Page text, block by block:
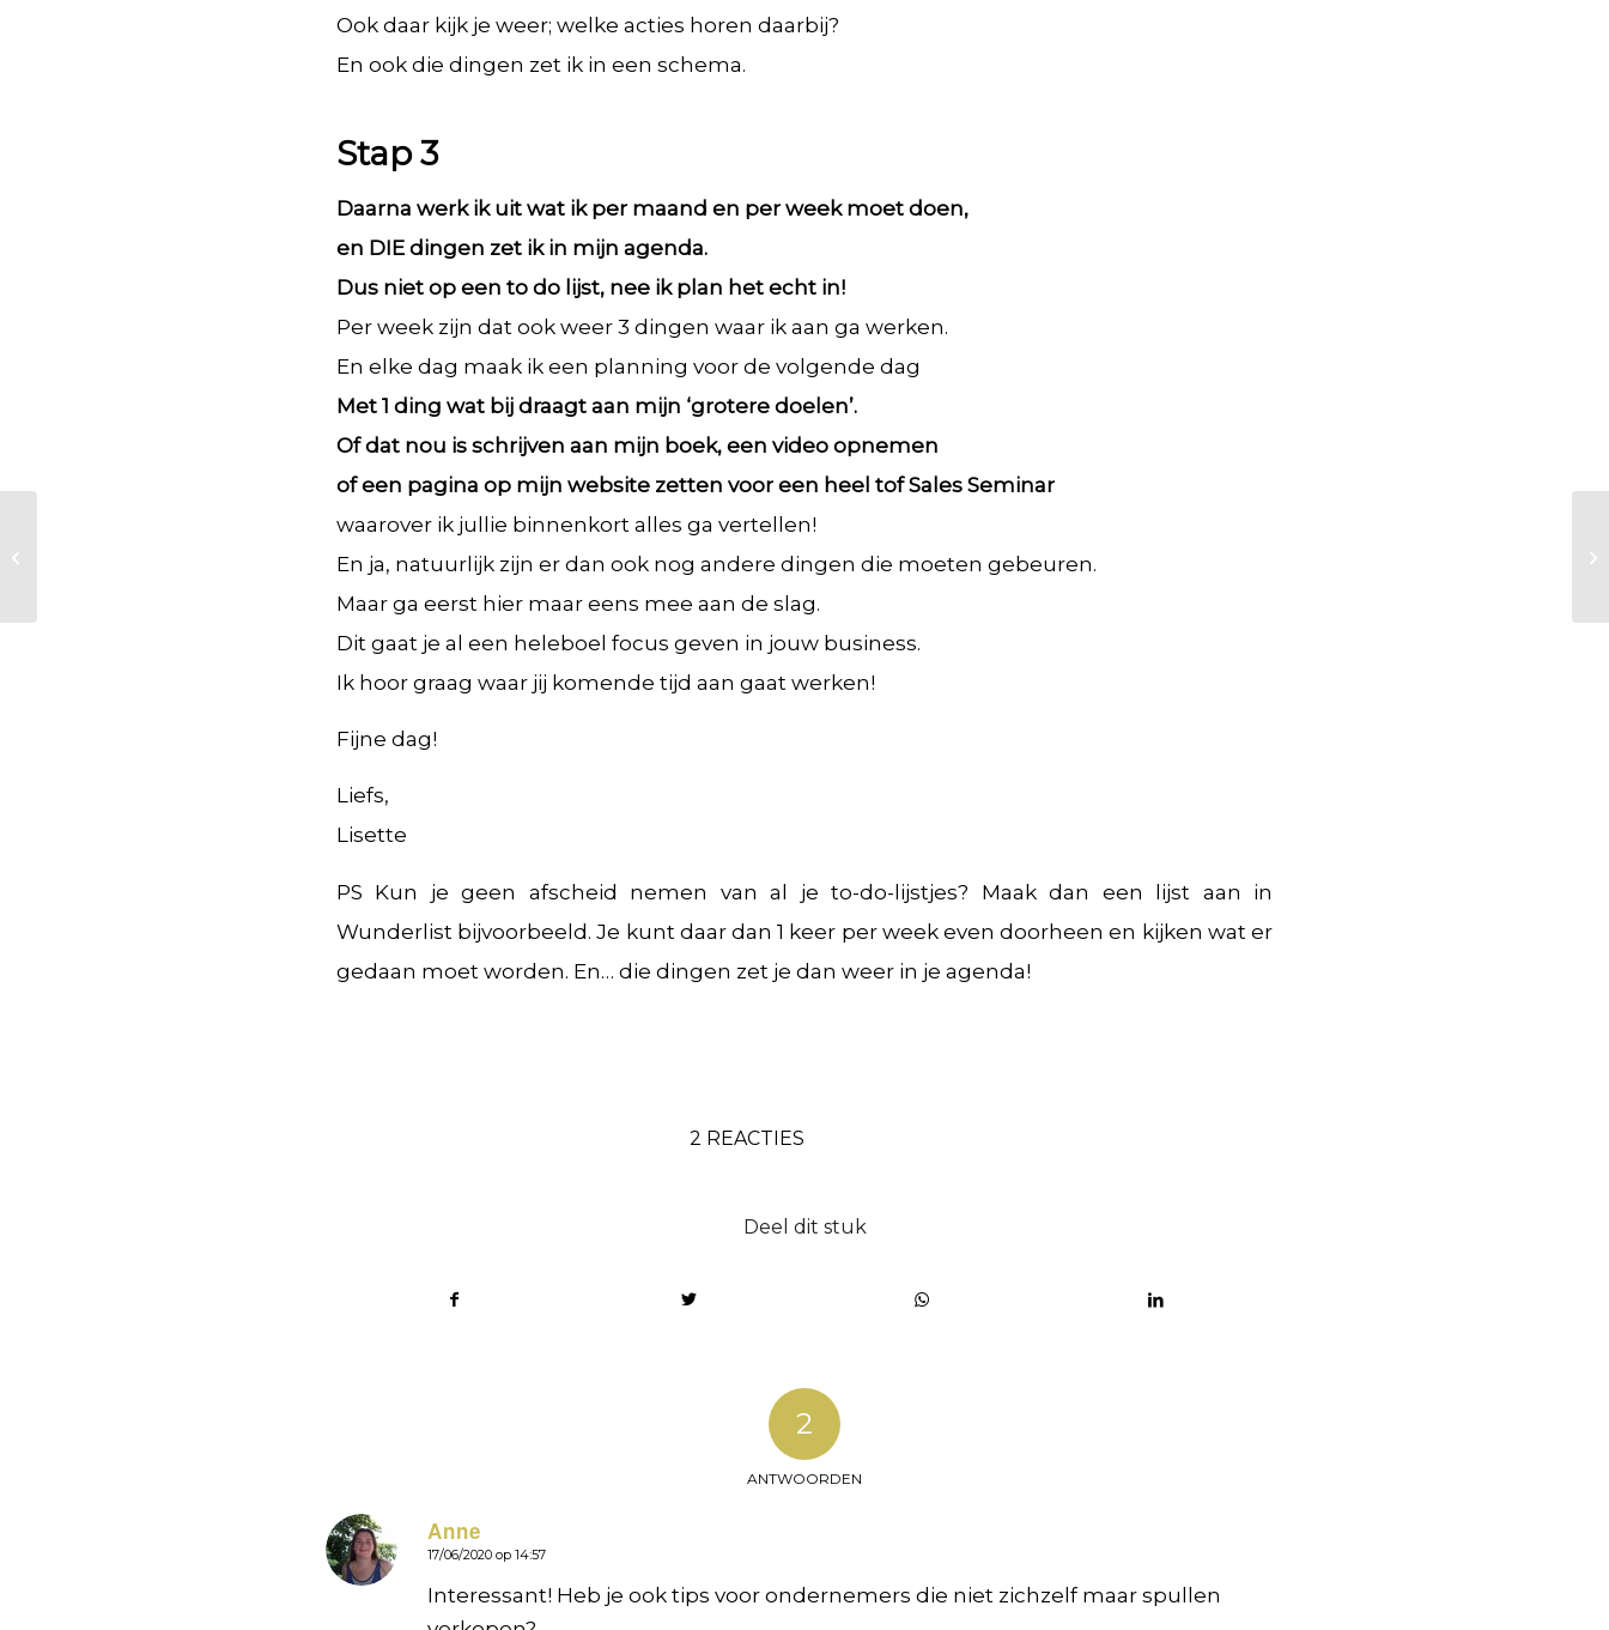
Ook daar kijk je weer; welke acties horen daarbij?
En ook die dingen zet ik in een schema.
Stap 3
Daarna werk ik uit wat ik per maand en per week moet doen,
en DIE dingen zet ik in mijn agenda.
Dus niet op een to do lijst, nee ik plan het echt in!
Per week zijn dat ook weer 3 dingen waar ik aan ga werken.
En elke dag maak ik een planning voor de volgende dag
Met 1 ding wat bij draagt aan mijn ‘grotere doelen’.
Of dat nou is schrijven aan mijn boek, een video opnemen
of een pagina op mijn website zetten voor een heel tof Sales Seminar
waarover ik jullie binnenkort alles ga vertellen!
En ja, natuurlijk zijn er dan ook nog andere dingen die moeten gebeuren.
Maar ga eerst hier maar eens mee aan de slag.
Dit gaat je al een heleboel focus geven in jouw business.
Ik hoor graag waar jij komende tijd aan gaat werken!
Fijne dag!
Liefs,
Lisette
PS Kun je geen afscheid nemen van al je to-do-lijstjes? Maak dan een lijst aan in
Wunderlist bijvoorbeeld. Je kunt daar dan 1 keer per week even doorheen en kijken wat er
gedaan moet worden. En… die dingen zet je dan weer in je agenda!
2 REACTIES
Deel dit stuk
2
ANTWOORDEN
Anne
zegt:
17/06/2020 op 14:57
Interessant! Heb je ook tips voor ondernemers die niet zichzelf maar spullen